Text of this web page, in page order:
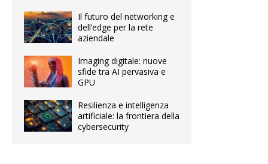
Il futuro del networking e
dell’edge per la rete
aziendale
Imaging digitale: nuove
sfide tra AI pervasiva e
GPU
Resilienza e intelligenza
artificiale: la frontiera della
cybersecurity